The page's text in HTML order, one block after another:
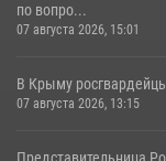
по вопро...
07 августа 2026, 15:01
В Крыму
07 августа 2026, 13:15